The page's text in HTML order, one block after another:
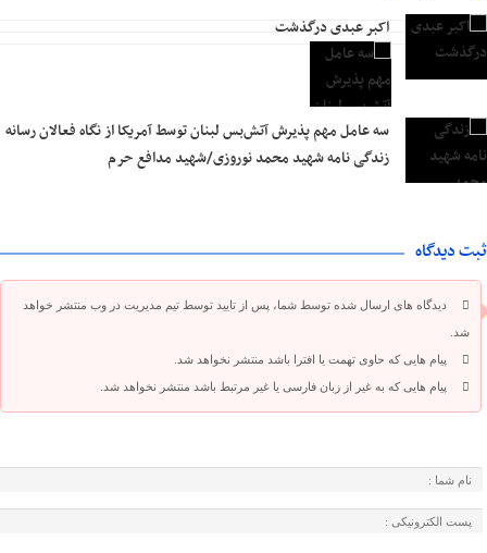
اکبر عبدی درگذشت
سه عامل مهم پذیرش آتش‌بس لبنان توسط آمریکا از نگاه فعالان رسانه
زندگی نامه شهید محمد نوروزی/شهید مدافع حرم
ثبت دیدگاه
دیدگاه های ارسال شده توسط شما، پس از تایید توسط تیم مدیریت در وب منتشر خواهد
شد.
پیام هایی که حاوی تهمت یا افترا باشد منتشر نخواهد شد.
پیام هایی که به غیر از زبان فارسی یا غیر مرتبط باشد منتشر نخواهد شد.